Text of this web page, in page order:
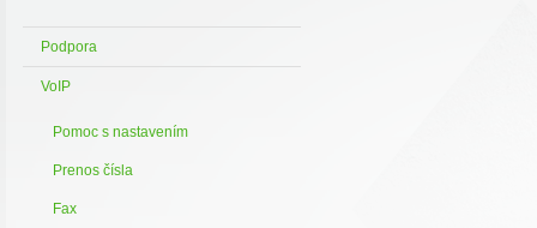
Podpora
VoIP
Pomoc s nastavením
Prenos čísla
Fax